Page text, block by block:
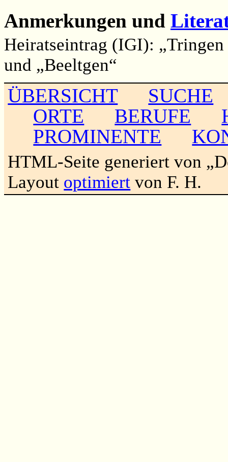
Anmerkungen und
Heiratseintrag (IGI):
und „Beeltgen“
ÜBERSICHT
SUCHE
ORTE
BERUFE
PROMINENTE
HTML-Seite generiert von
Layout optimiert von F. H.